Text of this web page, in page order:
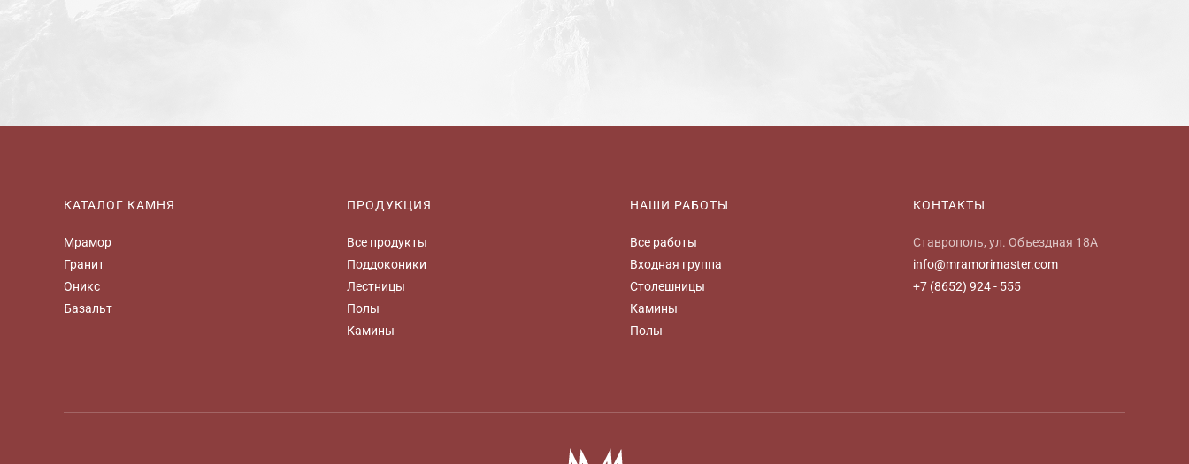
КАТАЛОГ КАМНЯ
Мрамор
Гранит
Оникс
Базальт
ПРОДУКЦИЯ
Все продукты
Поддоконики
Лестницы
Полы
Камины
НАШИ РАБОТЫ
Все работы
Входная группа
Столешницы
Камины
Полы
КОНТАКТЫ
Ставрополь, ул. Объездная 18А
info@mramorimaster.com
+7 (8652) 924 - 555